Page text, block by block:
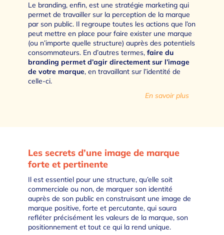
Le branding, enfin, est une stratégie marketing qui
permet de travailler sur la perception de la marque
par son public. Il regroupe toutes les actions que l’on
peut mettre en place pour faire exister une marque
(ou n’importe quelle structure) auprès des potentiels
consommateurs. En d’autres termes, faire du
branding permet d’agir directement sur l’image
de votre marque, en travaillant sur l’identité de
celle-ci.
En savoir plus
Les secrets d’une image de marque
forte et pertinente
Il est essentiel pour une structure, qu’elle soit
commerciale ou non, de marquer son identité
auprès de son public en construisant une image de
marque positive, forte et percutante, qui saura
refléter précisément les valeurs de la marque, son
positionnement et tout ce qui la rend unique.